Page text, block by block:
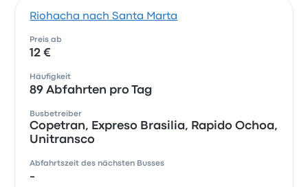
Riohacha nach Santa Marta
Preis ab
12 €
Häufigkeit
89 Abfahrten pro Tag
Busbetreiber
Copetran, Expreso Brasilia, Rapido Ochoa,
Unitransco
Abfahrtszeit des nächsten Busses
-